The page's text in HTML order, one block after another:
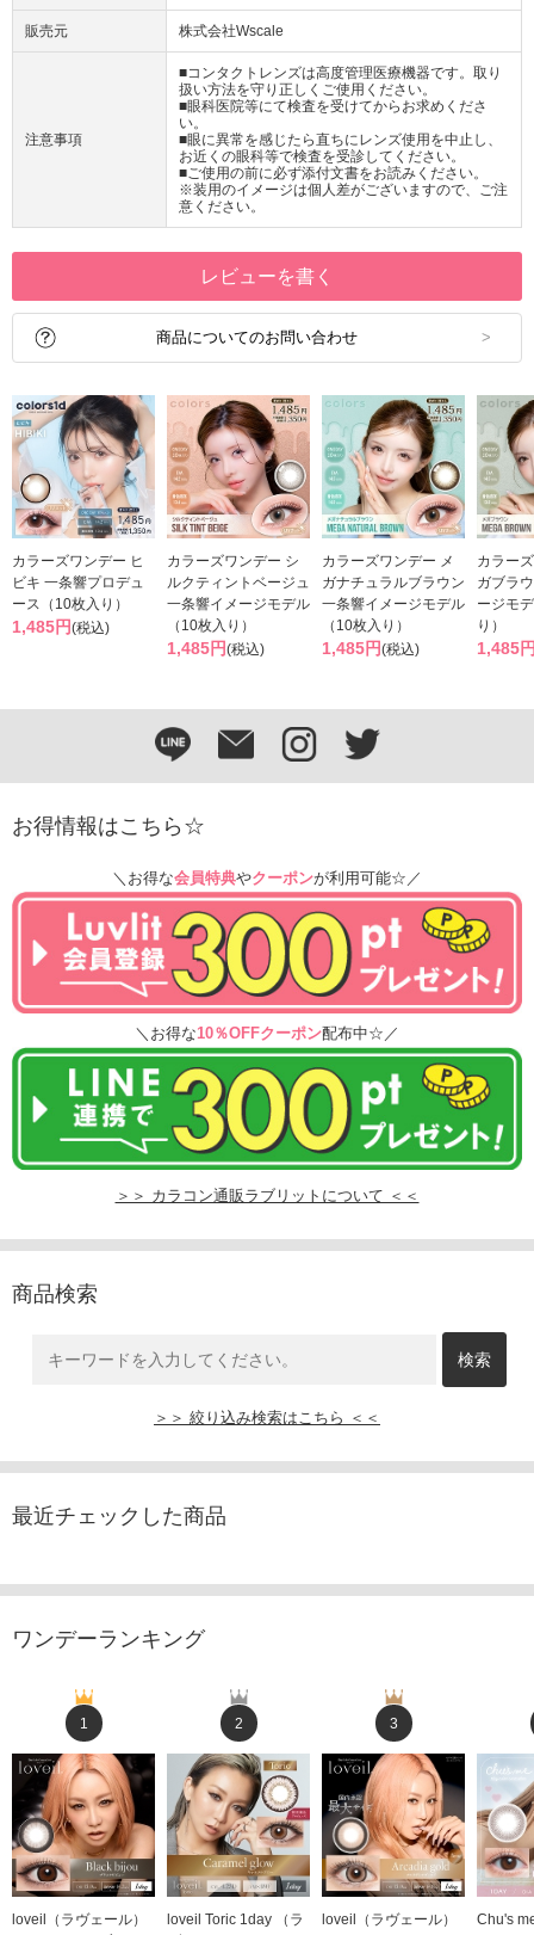
販売元 株式会社Wscale
注意事項
■コンタクトレンズは高度管理医療機器です。取り
扱い方法を守り正しくご使用ください。
■眼科医院等にて検査を受けてからお求めくださ
い。
■眼に異常を感じたら直ちにレンズ使用を中止し、
お近くの眼科等で検査を受診してください。
■ご使用の前に必ず添付文書をお読みください。
※装用のイメージは個人差がございますので、ご注
意ください。
レビューを書く
商品についてのお問い合わせ
カラーズワンデー ヒ
ビキ 一条響プロデュ
ース（10枚入り）
1,485円(税込)
カラーズワンデー シ
ルクティントベージュ
一条響イメージモデル
（10枚入り）
1,485円(税込)
カラーズワンデー メ
ガナチュラルブラウン
一条響イメージモデル
（10枚入り）
1,485円(税込)
カラー
ガブラ
ージモ
り）
1,485
お得情報はこちら☆
＼お得な会員特典やクーポンが利用可能☆／
＼お得な10％OFFクーポン配布中☆／
＞＞ カラコン通販ラブリットについて ＜＜
商品検索
＞＞ 絞り込み検索はこちら ＜＜
最近チェックした商品
ワンデーランキング
1
loveil（ラヴェール）
2
loveil Toric 1day （ラ
3
loveil（ラヴェール）
Chu's